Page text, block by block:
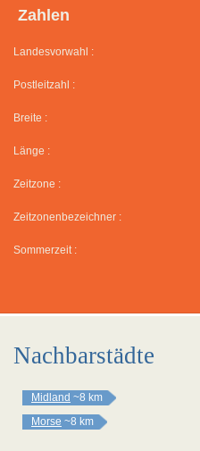
Zahlen
Landesvorwahl :
Postleitzahl :
Breite :
Länge :
Zeitzone :
Zeitzonenbezeichner :
Sommerzeit :
Nachbarstädte
Midland ~8 km
Morse ~8 km